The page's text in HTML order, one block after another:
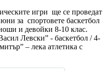
игри ще се проведат
за спортовете баскетбол
и девойки 8-10 клас.
Левски” - баскетбол / 4-
– лека атлетика с